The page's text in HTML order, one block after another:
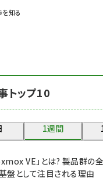
drupal (1956)
genai (1484)
abc123 (1360)
知る
トップ10
1週間
VE」とは? 製品群の
盤として注目される理由